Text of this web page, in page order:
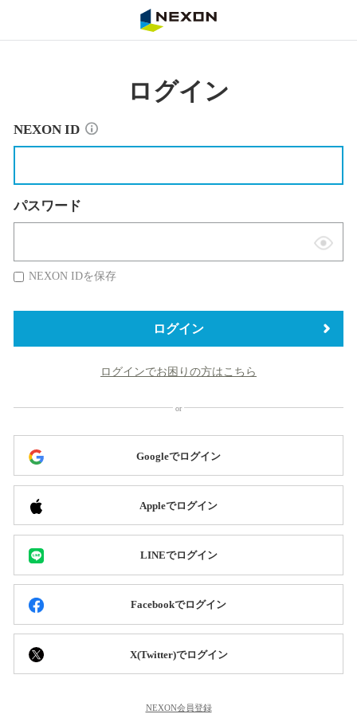
ログイン
NEXON ID
パスワード
表
替
NEXON IDを保存
ログイン
ログインでお困りの方はこちら
Googleでログイン
Appleでログイン
LINEでログイン
Facebookでログイン
X(Twitter)でログイン
NEXON会員登録